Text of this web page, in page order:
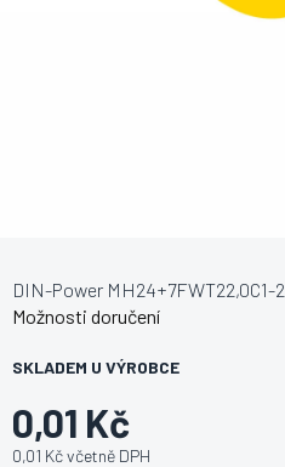
0,01 Kč
0,01 Kč včetně DPH
SKLADEM U VÝROBCE
Možnosti doručení
DIN-Power MH24+7FWT22,0C1-2